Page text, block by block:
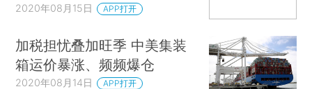
2020年08月15日 APP打开
加税担忧叠加旺季 中美集装
箱运价暴涨、频频爆仓
2020年08月14日 APP打开